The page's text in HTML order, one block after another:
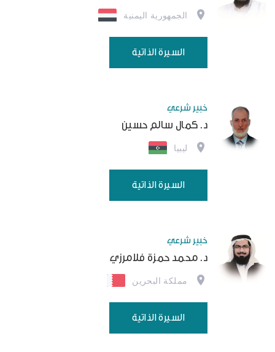
الجمهورية اليمنية
السيرة الذاتية
خبير شرعي
د. كمال سالم حسين
ليبيا
السيرة الذاتية
خبير شرعي
د. محمد حمزة فلامرزي
مملكة البحرين
السيرة الذاتية